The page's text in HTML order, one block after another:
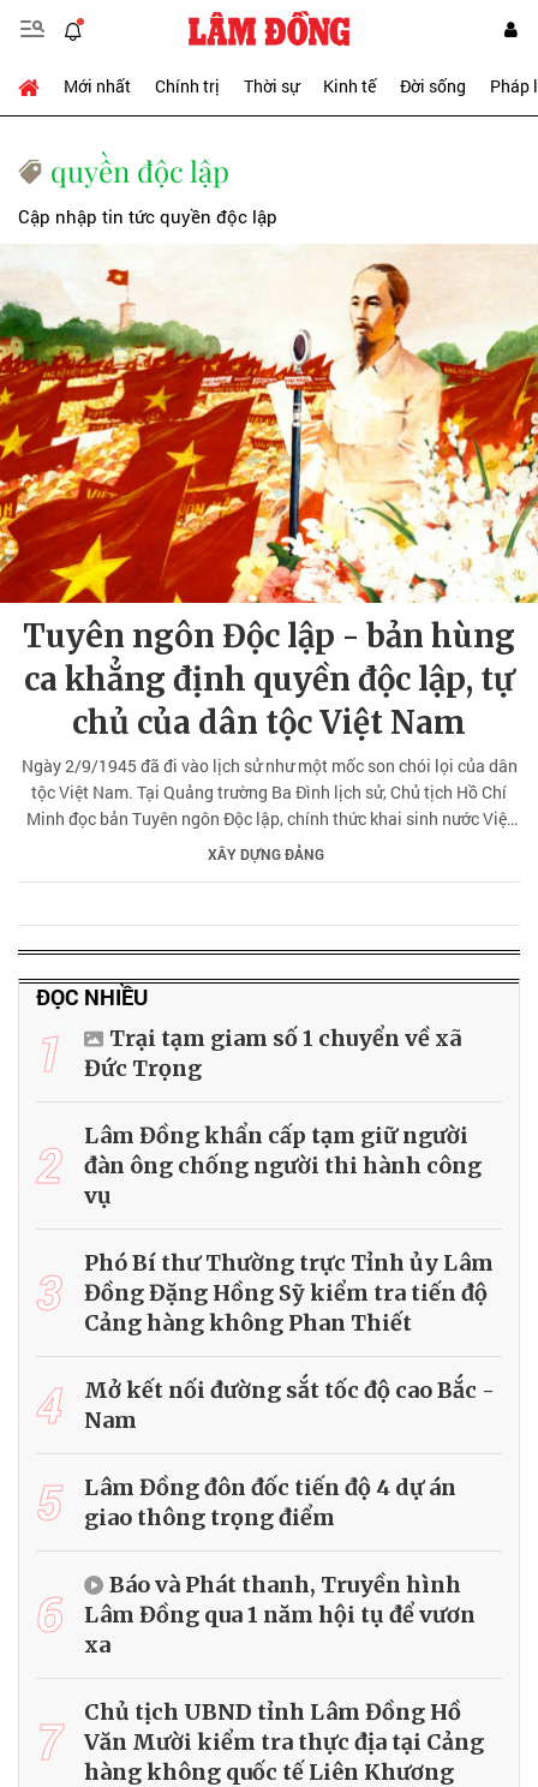
Mới nhất Chính trị Thời sự Kinh tế Đời sống Pháp
quyền độc lập
Cập nhập tin tức quyền độc lập
Tuyên ngôn Độc lập - bản hùng
ca khẳng định quyền độc lập, tự
chủ của dân tộc Việt Nam
Ngày 2/9/1945 đã đi vào lịch sử như một mốc son chói lọi của dân
tộc Việt Nam. Tại Quảng trường Ba Đình lịch sử, Chủ tịch Hồ Chí
Minh đọc bản Tuyên ngôn Độc lập, chính thức khai sinh nước Việt
Nam Dân chủ Cộng hòa. Đây là sự kiện mang tầm vóc lớn lao trong
lịch sử hiện đại Việt Nam, đánh dấu sự chấm dứt chế độ thực dân
tự do và phát triển. Tuyên ngôn Độc lập không chỉ là một văn kiện
pháp lý có ý nghĩa trọng đại đối với sự ra đời của Nhà nước
XÂY DỰNG ĐẢNG
ĐỌC NHIỀU
1
Trại tạm giam số 1 chuyển về xã
Đức Trọng
2
Lâm Đồng khẩn cấp tạm giữ người
đàn ông chống người thi hành công
vụ
3
Phó Bí thư Thường trực Tỉnh ủy Lâm
Đồng Đặng Hồng Sỹ kiểm tra tiến độ
Cảng hàng không Phan Thiết
4
Mở kết nối đường sắt tốc độ cao Bắc -
Nam
5
Lâm Đồng đôn đốc tiến độ 4 dự án
giao thông trọng điểm
6
Báo và Phát thanh, Truyền hình
Lâm Đồng qua 1 năm hội tụ để vươn
xa
7
Chủ tịch UBND tỉnh Lâm Đồng Hồ
Văn Mười kiểm tra thực địa tại Cảng
hàng không quốc tế Liên Khương